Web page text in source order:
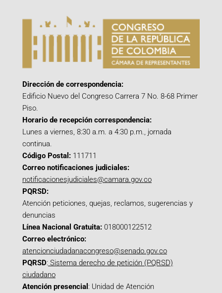
Dirección de correspondencia:
Edificio Nuevo del Congreso Carrera 7 No. 8-68 Primer
Piso.
Horario de recepción correspondencia:
Lunes a viernes, 8:30 a.m. a 4:30 p.m., jornada
continua.
Código Postal: 111711
Correo notificaciones judiciales:
notificacionesjudiciales@camara.gov.co
PQRSD:
Atención peticiones, quejas, reclamos, sugerencias y
denuncias
Línea Nacional Gratuita: 018000122512
Correo electrónico:
atencionciudadanacongreso@senado.gov.co
PQRSD: Sistema derecho de petición (PQRSD)
ciudadano
Atención presencial : Unidad de Atención